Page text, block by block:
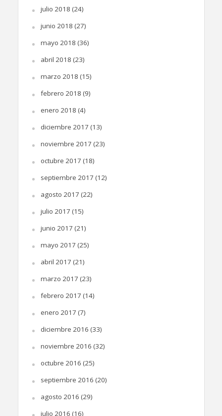
julio 2018 (24)
junio 2018 (27)
mayo 2018 (36)
abril 2018 (23)
marzo 2018 (15)
febrero 2018 (9)
enero 2018 (4)
diciembre 2017 (13)
noviembre 2017 (23)
octubre 2017 (18)
septiembre 2017 (12)
agosto 2017 (22)
julio 2017 (15)
junio 2017 (21)
mayo 2017 (25)
abril 2017 (21)
marzo 2017 (23)
febrero 2017 (14)
enero 2017 (7)
diciembre 2016 (33)
noviembre 2016 (32)
octubre 2016 (25)
septiembre 2016 (20)
agosto 2016 (29)
julio 2016 (16)